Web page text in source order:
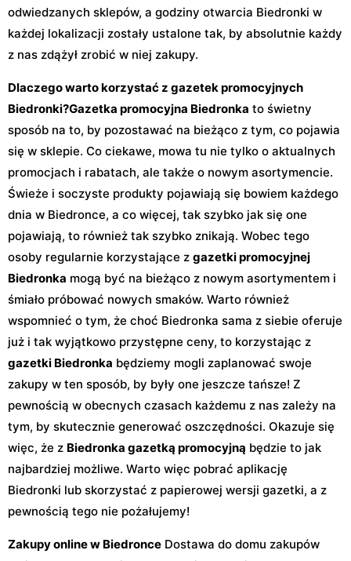
odwiedzanych sklepów, a godziny otwarcia Biedronki w
każdej lokalizacji zostały ustalone tak, by absolutnie każdy
z nas zdążył zrobić w niej zakupy.
Dlaczego warto korzystać z gazetek promocyjnych
Biedronki?Gazetka promocyjna Biedronka to świetny
sposób na to, by pozostawać na bieżąco z tym, co pojawia
się w sklepie. Co ciekawe, mowa tu nie tylko o aktualnych
promocjach i rabatach, ale także o nowym asortymencie.
Świeże i soczyste produkty pojawiają się bowiem każdego
dnia w Biedronce, a co więcej, tak szybko jak się one
pojawiają, to również tak szybko znikają. Wobec tego
osoby regularnie korzystające z gazetki promocyjnej
Biedronka mogą być na bieżąco z nowym asortymentem i
śmiało próbować nowych smaków. Warto również
wspomnieć o tym, że choć Biedronka sama z siebie oferuje
już i tak wyjątkowo przystępne ceny, to korzystając z
gazetki Biedronka będziemy mogli zaplanować swoje
zakupy w ten sposób, by były one jeszcze tańsze! Z
pewnością w obecnych czasach każdemu z nas zależy na
tym, by skutecznie generować oszczędności. Okazuje się
więc, że z Biedronka gazetką promocyjną będzie to jak
najbardziej możliwe. Warto więc pobrać aplikację
Biedronki lub skorzystać z papierowej wersji gazetki, a z
pewnością tego nie pożałujemy!
Zakupy online w Biedronce Dostawa do domu zakupów